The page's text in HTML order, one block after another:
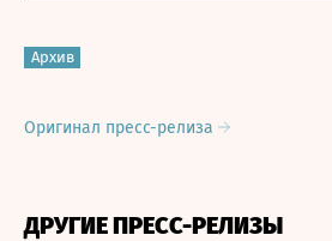
Архив
Оригинал пресс-релиза
ДРУГИЕ ПРЕСС-РЕЛИЗЫ